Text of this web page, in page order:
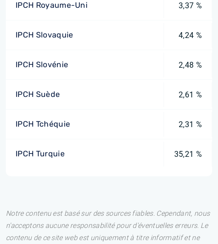
IPCH Royaume-Uni 3,37 %
IPCH Slovaquie 4,24 %
IPCH Slovénie 2,48 %
IPCH Suède 2,61 %
IPCH Tchéquie 2,31 %
IPCH Turquie 35,21 %
Notre contenu est basé sur des sources fiables. Cependant, nous
n'acceptons aucune responsabilité pour d'éventuelles erreurs. Le
contenu de ce site web est uniquement à titre informatif et ne